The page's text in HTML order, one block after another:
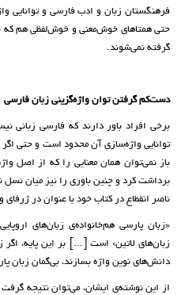
فرهنگستان زبان و ادب فارسی و توانایی
حتی همتاهای خوش‌معنی و خوش‌‌لفظی هم که
گرفته نمی‌شوند.
دست‌کم گرفتن توان واژه‌گزینی زبان فارسی
برخی افراد باور دارند که فارسی زبانی
توانایی واژه‌‌سازی آن محدود است و حتی اگر
باز نمی‌توان همان معنایی را که از اصل
برداشت کرد و چنین باوری را نیز میان نسل
ناصر انقطاع در کتاب خود با عنوان در ژرفای
«زبان پارسی هم‌خانواده‌ی زبان‌های
زبان‌های لاتین› است [...] بر این ‌پایه، اگر
دانش‌های نوین واژه بسازند، بی‌گمان زبان
از این نوشته‌ی ایشان، می‌توان نتیجه گرفت